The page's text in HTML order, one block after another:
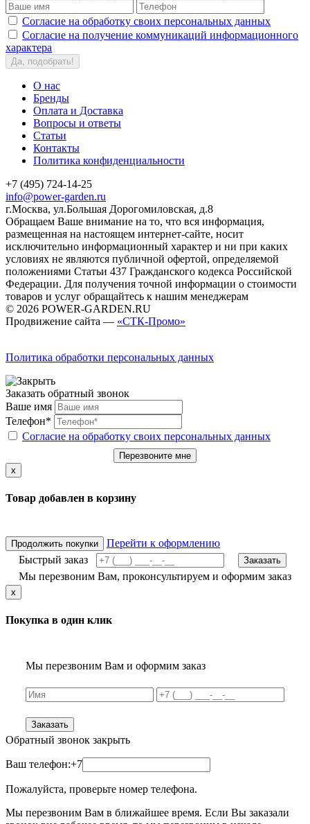
Согласие на обработку своих персональных данных
Согласие на получение коммуникаций информационного
характера
Да, подобрать!
О нас
Бренды
Оплата и Доставка
Вопросы и ответы
Статьи
Контакты
Политика конфиденциальности
+7 (495) 724-14-25
info@power-garden.ru
г.Москва, ул.Большая Дорогомиловская, д.8
Обращаем Ваше внимание на то, что вся информация,
размещенная на настоящем интернет-сайте, носит
исключительно информационный характер и ни при каких
условиях не являются публичной офертой, определяемой
положениями Статьи 437 Гражданского кодекса Российской
Федерации. Для получения точной информации о стоимости
товаров и услуг обращайтесь к нашим менеджерам
© 2026 POWER-GARDEN.RU
Продвижение сайта — «СТК-Промо»
Политика обработки персональных данных
Заказать обратный звонок
Ваше имя
Телефон*
Согласие на обработку своих персональных данных
Перезвоните мне
x
Товар добавлен в корзину
Продолжить покупки
Перейти к оформлению
Быстрый заказ
Заказать
Мы перезвоним Вам, проконсультируем и оформим заказ
x
Покупка в один клик
Мы перезвоним Вам и оформим заказ
Заказать
Обратный звонок закрыть
Ваш телефон:+7
Пожалуйста, проверьте номер телефона.
Мы перезвоним Вам в ближайшее время. Если Вы заказали